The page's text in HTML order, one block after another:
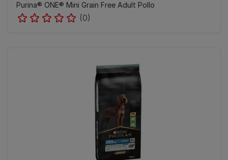
Purina® ONE® Mini Grain Free Adult Pollo
(0)